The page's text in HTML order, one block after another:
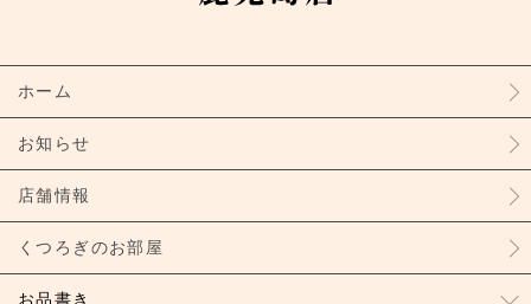
ホーム
お知らせ
店舗情報
くつろぎのお部屋
お品書き